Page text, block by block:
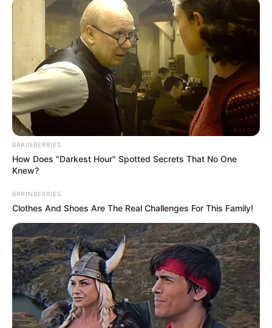
BRAINBERRIES
How Does "Darkest Hour" Spotted Secrets That No One
Knew?
BRAINBERRIES
Clothes And Shoes Are The Real Challenges For This Family!